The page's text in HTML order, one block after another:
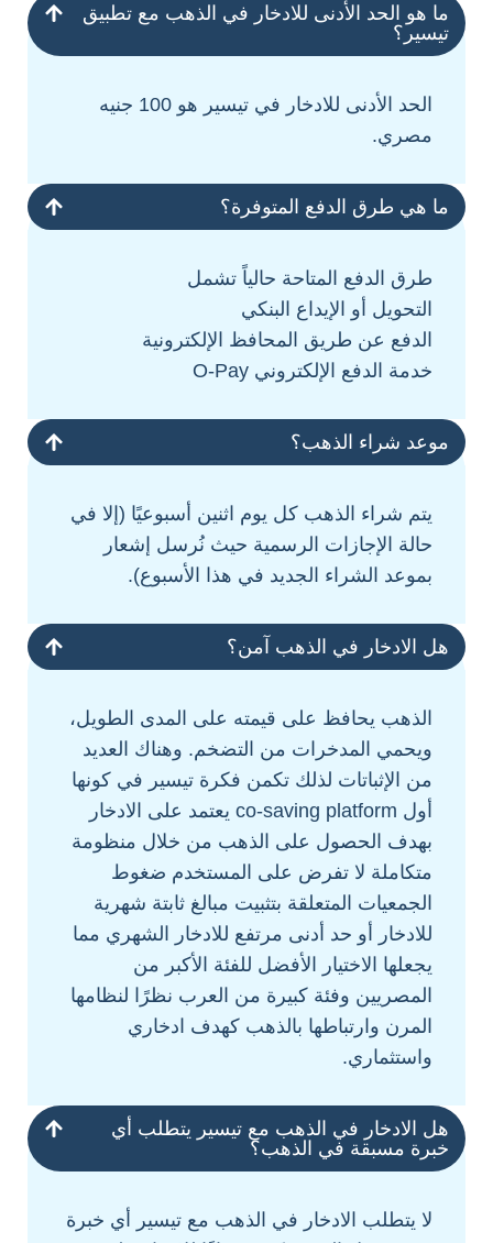
ما هو الحد الأدنى للادخار في الذهب مع تطبيق
تيسير؟
الحد الأدنى للادخار في تيسير هو 100 جنيه
مصري.
ما هي طرق الدفع المتوفرة؟
طرق الدفع المتاحة حالياً تشمل
التحويل أو الإيداع البنكي
الدفع عن طريق المحافظ الإلكترونية
خدمة الدفع الإلكتروني O-Pay
موعد شراء الذهب؟
يتم شراء الذهب كل يوم اثنين أسبوعيًا (إلا في
حالة الإجازات الرسمية حيث نُرسل إشعار
بموعد الشراء الجديد في هذا الأسبوع).
هل الادخار في الذهب آمن؟
الذهب يحافظ على قيمته على المدى الطويل،
ويحمي المدخرات من التضخم. وهناك العديد
من الإثباتات لذلك تكمن فكرة تيسير في كونها
أول co-saving platform يعتمد على الادخار
بهدف الحصول على الذهب من خلال منظومة
متكاملة لا تفرض على المستخدم ضغوط
الجمعيات المتعلقة بتثبيت مبالغ ثابتة شهرية
للادخار أو حد أدنى مرتفع للادخار الشهري مما
يجعلها الاختيار الأفضل للفئة الأكبر من
المصريين وفئة كبيرة من العرب نظرًا لنظامها
المرن وارتباطها بالذهب كهدف ادخاري
واستثماري.
هل الادخار في الذهب مع تيسير يتطلب أي
خبرة مسبقة في الذهب؟
لا يتطلب الادخار في الذهب مع تيسير أي خبرة